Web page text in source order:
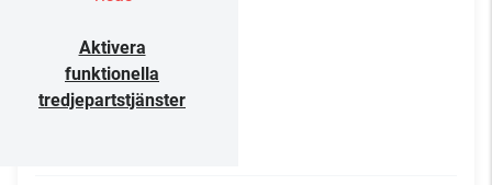
Aktivera
funktionella
tredjepartstjänster